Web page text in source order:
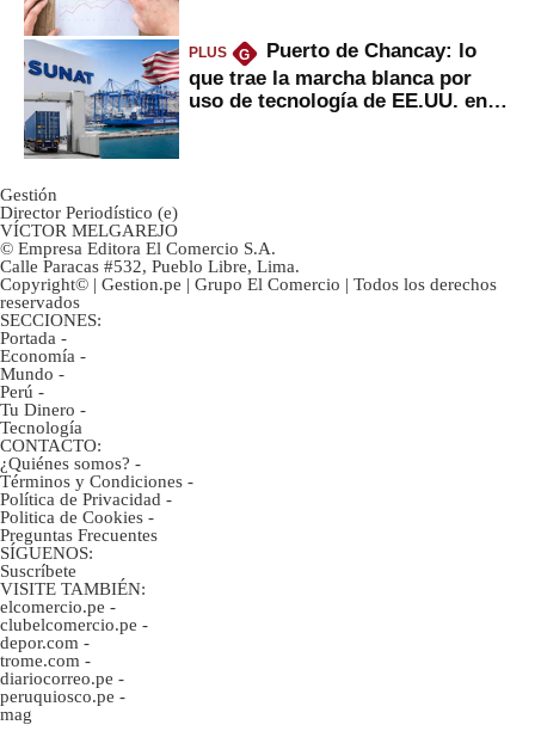
PLUS G
Puerto de Chancay: lo
que trae la marcha blanca por
uso de tecnología de EE.UU. en
Gestión
Director Periodístico (e)
VÍCTOR MELGAREJO
© Empresa Editora El Comercio S.A.
Calle Paracas #532, Pueblo Libre, Lima.
Copyright© | Gestion.pe | Grupo El Comercio | Todos los derechos
reservados
SECCIONES:
Portada -
Economía -
Mundo -
Perú -
Tu Dinero -
Tecnología
CONTACTO:
¿Quiénes somos? -
Términos y Condiciones -
Política de Privacidad -
Politica de Cookies -
Preguntas Frecuentes
SÍGUENOS:
Suscríbete
VISITE TAMBIÉN:
elcomercio.pe -
clubelcomercio.pe -
depor.com -
trome.com -
diariocorreo.pe -
peruquiosco.pe -
mag